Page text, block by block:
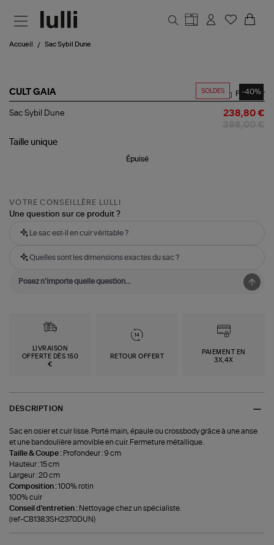
Accueil Sac Sybil Dune
SOLDES -40%
CULT GAIA
Sac
Partager
Sac Sybil Dune 238,80 €
Taille unique
Épuisé
VOTRE CONSEILLÈRE LULLI
Une question sur ce produit ?
Le sac est-il en cuir véritable ?
Quelles sont les dimensions exactes du sac ?
LIVRAISON
OFFERTE DÈS 150
€
RETOUR OFFERT
PAIEMENT EN
3X,4X
DESCRIPTION
Sac en osier et cuir lisse. Porté main, épaule ou crossbody grâce à une anse
et une bandoulière amovible en cuir. Fermeture métallique.
Taille & Coupe : Profondeur : 9 cm
Hauteur : 15 cm
Largeur : 20 cm
Composition :100% rotin
100% cuir
Conseil d'entretien : Nettoyage chez un spécialiste.
(ref-CB1383SH2370DUN)